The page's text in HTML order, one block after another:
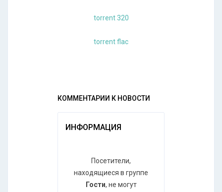
torrent 320
torrent flac
КОММЕНТАРИИ К НОВОСТИ
ИНФОРМАЦИЯ
Посетители,
находящиеся в группе
Гости, не могут